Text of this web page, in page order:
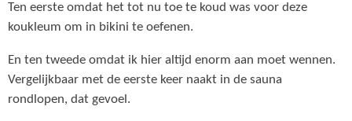
Ten eerste omdat het tot nu toe te koud was voor deze
koukleum om in bikini te oefenen.
En ten tweede omdat ik hier altijd enorm aan moet wennen.
Vergelijkbaar met de eerste keer naakt in de sauna
rondlopen, dat gevoel.